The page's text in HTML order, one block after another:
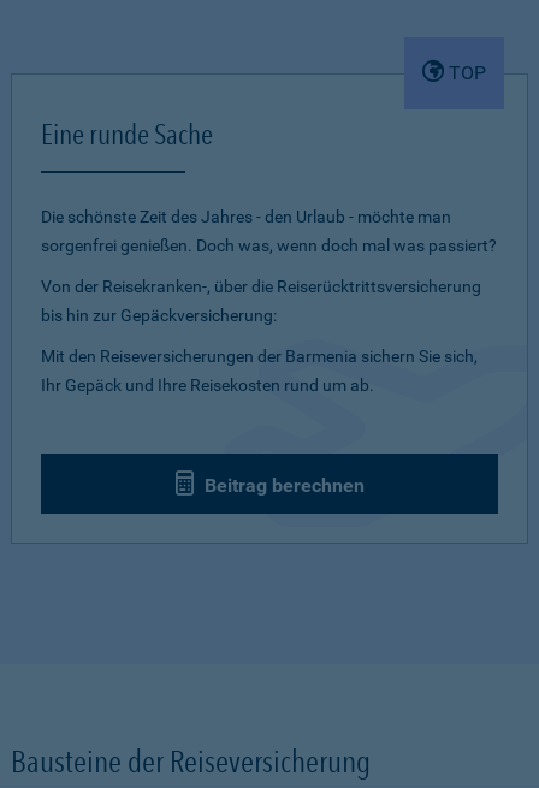
TOP
Eine runde Sache
Die schönste Zeit des Jahres - den Urlaub - möchte man
sorgenfrei genießen. Doch was, wenn doch mal was passiert?
Von der Reisekranken-, über die Reiserücktrittsversicherung
bis hin zur Gepäckversicherung:
Mit den Reiseversicherungen der Barmenia sichern Sie sich,
Ihr Gepäck und Ihre Reisekosten rund um ab.
Beitrag berechnen
Bausteine der Reiseversicherung